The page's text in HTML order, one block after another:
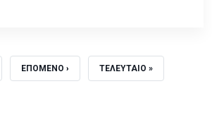
PAGE SUIVANTE
ΕΠΟΜΕΝΟ › DERNIÈRE PAGE
ΤΕΛΕΥΤΑΙΟ »